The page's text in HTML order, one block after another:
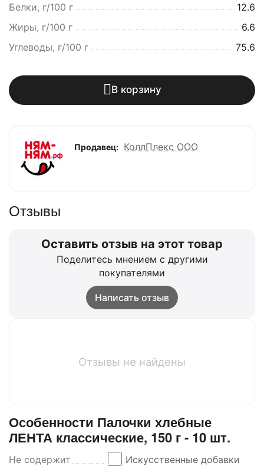
Белки, г/100 г
12.6
Жиры, г/100 г
6.6
Углеводы, г/100 г
75.6
В корзину
Продавец: КоллПлекс ООО
Отзывы
Оставить отзыв на этот товар
Поделитесь мнением с другими
покупателями
Написать отзыв
Отзывы не найдены
Особенности Палочки хлебные
ЛЕНТА классические, 150 г - 10 шт.
Не содержит
Искусственные добавки